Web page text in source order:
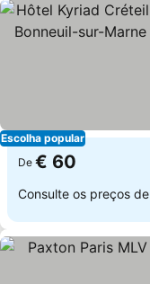
Escolha popular
De € 60
Consulte os preços de